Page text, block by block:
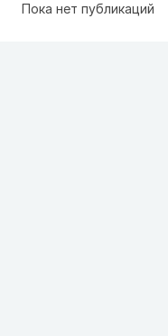
Пока нет публикаций